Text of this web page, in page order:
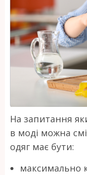
На запитання
в моді можна
одяг має бути:
максимально